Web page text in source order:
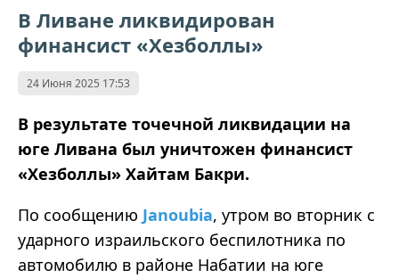
В Ливане ликвидирован
финансист «Хезболлы»
24 Июня 2025 17:53
В результате точечной ликвидации на
юге Ливана был уничтожен финансист
«Хезболлы» Хайтам Бакри.
По сообщению Janoubia, утром во вторник с
ударного израильского беспилотника по
автомобилю в районе Набатии на юге